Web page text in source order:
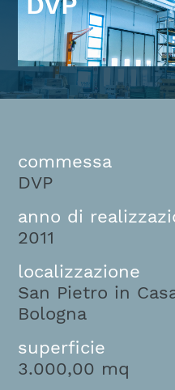
commessa
DVP
anno di
2011
localizzazione
San Pietro in
Bologna
superficie
3.000,00 mq